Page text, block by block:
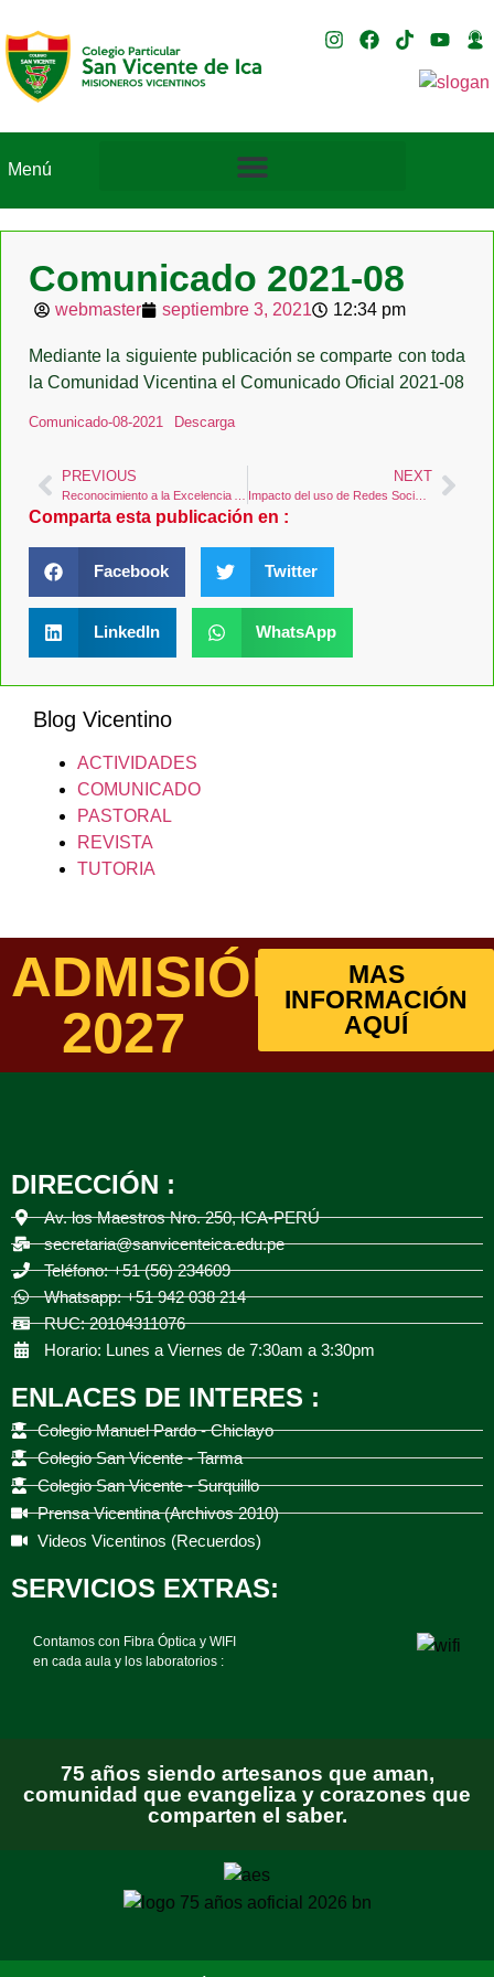
Menú
Comunicado 2021-08
webmaster septiembre 3, 2021 12:34 pm
Mediante la siguiente publicación se comparte con toda
la Comunidad Vicentina el Comunicado Oficial 2021-08
Comunicado-08-2021 Descarga
PREVIOUS NEXT
Impacto del uso de Redes Sociales – Taller Para Padres
Comparta esta publicación en :
Facebook Twitter
LinkedIn WhatsApp
Blog Vicentino
ACTIVIDADES
COMUNICADO
PASTORAL
REVISTA
TUTORIA
ADMISIÓN
2027
MAS
INFORMACIÓN
AQUÍ
DIRECCIÓN :
Av. los Maestros Nro. 250, ICA-PERÚ
secretaria@sanvicenteica.edu.pe
Teléfono: +51 (56) 234609
Whatsapp: +51 942 038 214
RUC: 20104311076
Horario: Lunes a Viernes de 7:30am a 3:30pm
ENLACES DE INTERES :
Colegio Manuel Pardo - Chiclayo
Colegio San Vicente - Tarma
Colegio San Vicente - Surquillo
Prensa Vicentina (Archivos 2010)
Videos Vicentinos (Recuerdos)
SERVICIOS EXTRAS:
Contamos con Fibra Óptica y WIFI
en cada aula y los laboratorios :
75 años siendo artesanos que aman,
comunidad que evangeliza y corazones que
comparten el saber.